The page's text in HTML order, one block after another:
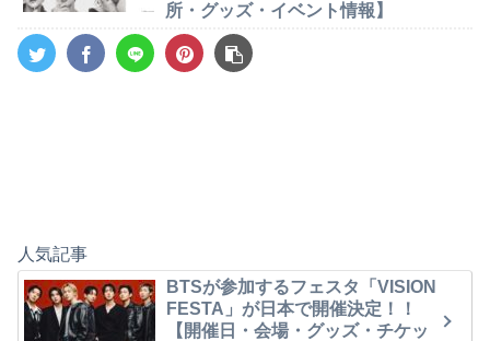
所・グッズ・イベント情報】
人気記事
BTSが参加するフェスタ「VISION
FESTA」が日本で開催決定！！
【開催日・会場・グッズ・チケッ